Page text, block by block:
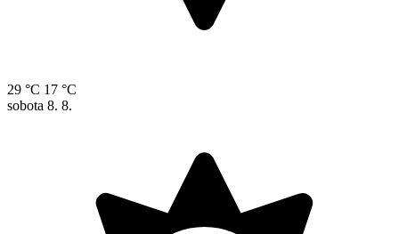
29 °C 17 °C
sobota 8. 8.